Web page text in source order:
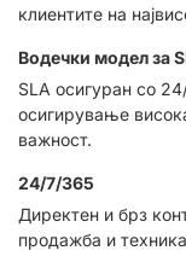
клиентите на
Водечки модел за
SLA осигуран со
осигирување
важност.
24/7/365
Директен и брз
продажба и